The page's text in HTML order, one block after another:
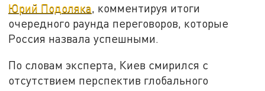
Юрий Подоляка, комментируя итоги
очередного раунда переговоров, которые
Россия назвала успешными.
По словам эксперта, Киев смирился с
отсутствием перспектив глобального